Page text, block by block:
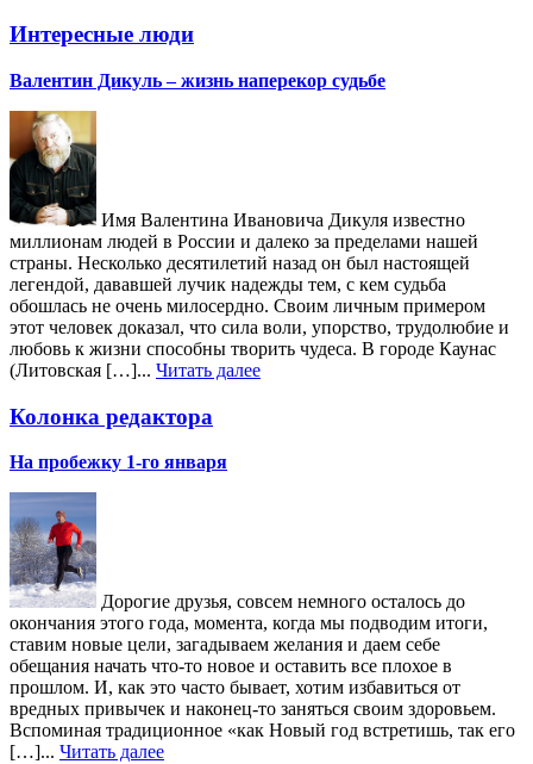
Интересные люди
Валентин Дикуль – жизнь наперекор судьбе
Имя Валентина Ивановича Дикуля известно
миллионам людей в России и далеко за пределами нашей
страны. Несколько десятилетий назад он был настоящей
легендой, дававшей лучик надежды тем, с кем судьба
обошлась не очень милосердно. Своим личным примером
этот человек доказал, что сила воли, упорство, трудолюбие и
любовь к жизни способны творить чудеса. В городе Каунас
(Литовская […]... Читать далее
Колонка редактора
На пробежку 1-го января
Дорогие друзья, совсем немного осталось до
окончания этого года, момента, когда мы подводим итоги,
ставим новые цели, загадываем желания и даем себе
обещания начать что-то новое и оставить все плохое в
прошлом. И, как это часто бывает, хотим избавиться от
вредных привычек и наконец-то заняться своим здоровьем.
Вспоминая традиционное «как Новый год встретишь, так его
[…]... Читать далее